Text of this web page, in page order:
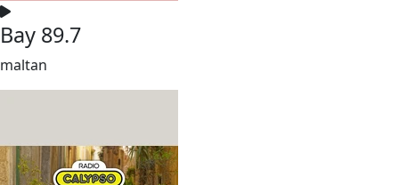
Bay 89.7
maltan